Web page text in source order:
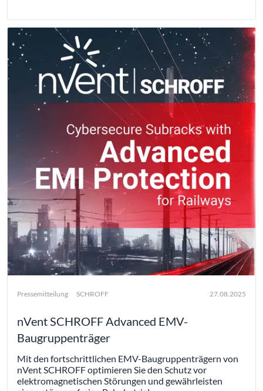
Pressemitteilung SCHROFF 27.08.2025
nVent SCHROFF Advanced EMV-
Baugruppenträger
Mit den fortschrittlichen EMV-Baugruppenträgern von
nVent SCHROFF optimieren Sie den Schutz vor
elektromagnetischen Störungen und gewährleisten